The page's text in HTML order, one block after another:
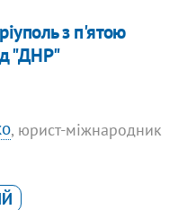
з п'ятою
"ДНР"
, юрист-міжнародник